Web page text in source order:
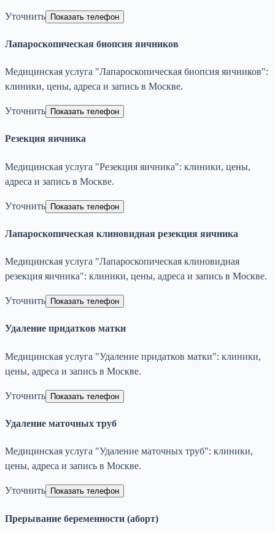
Уточнить Показать телефон
Лапароскопическая биопсия яичников
Медицинская услуга "Лапароскопическая биопсия яичников":
клиники, цены, адреса и запись в Москве.
Уточнить Показать телефон
Резекция яичника
Медицинская услуга "Резекция яичника": клиники, цены,
адреса и запись в Москве.
Уточнить Показать телефон
Лапароскопическая клиновидная резекция яичника
Медицинская услуга "Лапароскопическая клиновидная
резекция яичника": клиники, цены, адреса и запись в Москве.
Уточнить Показать телефон
Удаление придатков матки
Медицинская услуга "Удаление придатков матки": клиники,
цены, адреса и запись в Москве.
Уточнить Показать телефон
Удаление маточных труб
Медицинская услуга "Удаление маточных труб": клиники,
цены, адреса и запись в Москве.
Уточнить Показать телефон
Прерывание беременности (аборт)